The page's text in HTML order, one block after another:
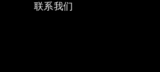
联系我们